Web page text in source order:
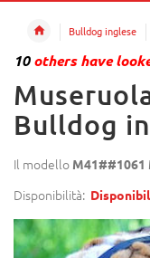
Bulldog inglese
10others have
Bulldog
Il modello M41##1061
Disponibilità: